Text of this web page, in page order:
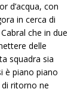
d’acqua, con
in cerca di
che in due
delle
squadra sia
è piano piano
di ritorno ne